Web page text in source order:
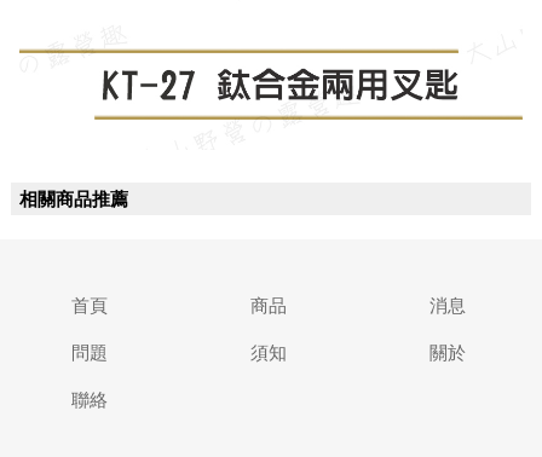
相關商品推薦
首頁 商品 消息
問題 須知 關於
聯絡